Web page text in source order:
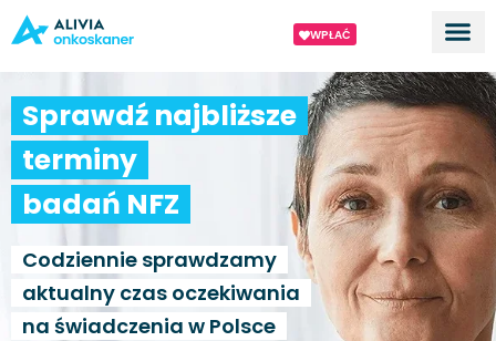
WPŁAĆ
Sprawdź najbliższe
terminy
badań NFZ
Codziennie sprawdzamy
aktualny czas oczekiwania
na świadczenia w Polsce